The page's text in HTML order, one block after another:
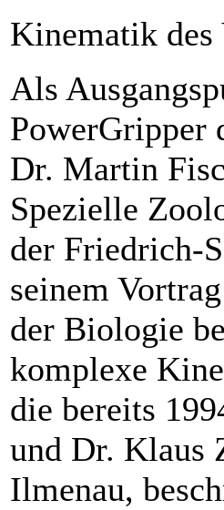
Kinematik des
Als
PowerGripper
Dr. Martin
Spezielle
der Friedrich-
seinem
der Biologie
komplexe
die bereits
und Dr. Klaus
Ilmenau,